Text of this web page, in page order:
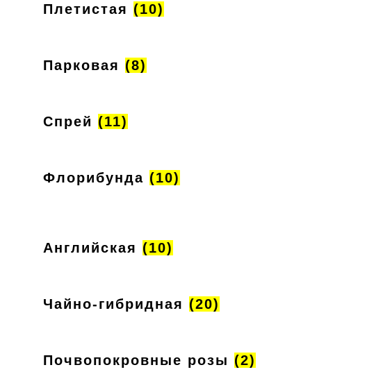
Плетистая (10)
Парковая (8)
Спрей (11)
Флорибунда (10)
Английская (10)
Чайно-гибридная (20)
Почвопокровные розы (2)